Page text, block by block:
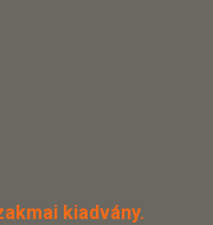
kiadvány.